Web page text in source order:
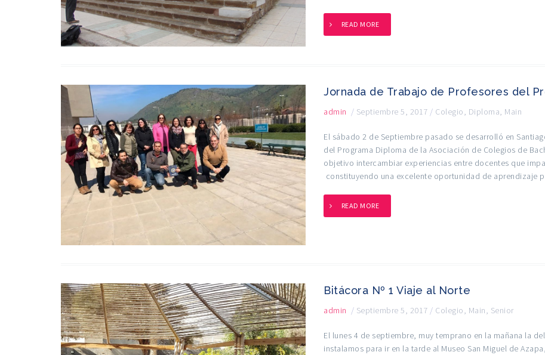
READ MORE
Jornada de Trabajo de Profesores del
admin / Septiembre 5, 2017 / Colegio, Diploma, Main
El sábado 2 de Septiembre pasado se desarrolló en
del Programa Diploma de la Asociación de Colegios de
objetivo intercambiar experiencias entre docentes que
constituyendo una excelente oportunidad de aprendizaje
READ MORE
Bitácora Nº 1 Viaje al Norte
admin / Septiembre 5, 2017 / Colegio, Main, Senior
El lunes 4 de septiembre, muy temprano en la mañana la
instalamos para ir en la tarde al Museo San Miguel de